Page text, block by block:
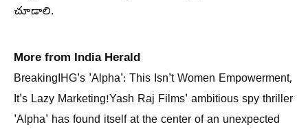
చూడాలి.
More from India Herald
BreakingIHG's 'Alpha': This Isn't Women Empowerment,
It's Lazy Marketing!Yash Raj Films' ambitious spy thriller
'Alpha' has found itself at the center of an unexpected